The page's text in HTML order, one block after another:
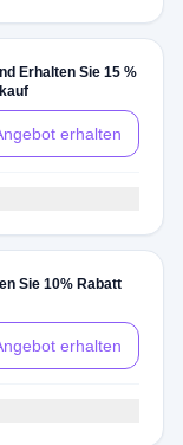
Erhalten Sie 15 %
erhalten
Sie 10% Rabatt
erhalten